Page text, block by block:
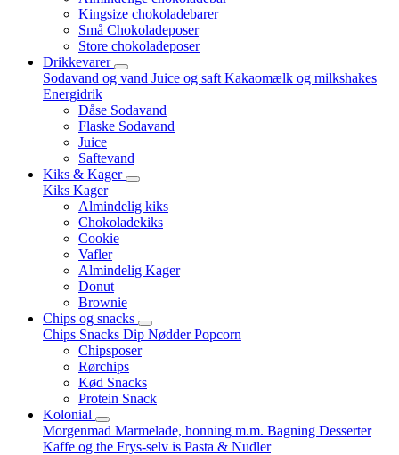
Kingsize chokoladebarer
Små Chokoladeposer
Store chokoladeposer
Drikkevarer
Sodavand og vand Juice og saft Kakaomælk og milkshakes
Energidrik
Dåse Sodavand
Flaske Sodavand
Juice
Saftevand
Kiks & Kager
Kiks Kager
Almindelig kiks
Chokoladekiks
Cookie
Vafler
Almindelig Kager
Donut
Brownie
Chips og snacks
Chips Snacks Dip NødderPopcorn
Chipsposer
Rørchips
Kød Snacks
Protein Snack
Kolonial
Morgenmad Marmelade, honning m.m. Bagning Desserter
Kaffe og the Frys-selv is Pasta & Nudler